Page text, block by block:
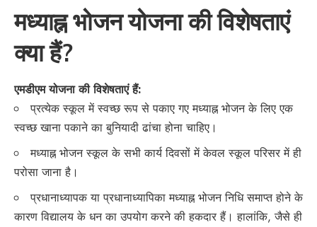
मध्याह्न भोजन योजना की विशेषताएं
क्या हैं?
एमडीएम योजना की विशेषताएं हैं:
प्रत्येक स्कूल में स्वच्छ रूप से पकाए गए मध्याह्न भोजन के लिए एक
स्वच्छ खाना पकाने का बुनियादी ढांचा होना चाहिए।
मध्याह्न भोजन स्कूल के सभी कार्य दिवसों में केवल स्कूल परिसर में ही
परोसा जाना है।
प्रधानाध्यापक या प्रधानाध्यापिका मध्याह्न भोजन निधि समाप्त होने के
कारण विद्यालय के धन का उपयोग करने की हकदार हैं। हालांकि, जैसे ही